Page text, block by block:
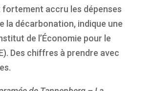
accru les dépenses
la décarbonation, indique une
de l’Économie pour le
Des chiffres à prendre avec